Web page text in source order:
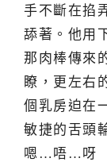
手不斷在掐
舔著。他用
那肉棒傳來
瞭，更左右
個乳房迫在
敏捷的舌頭
嗯…唔…呀